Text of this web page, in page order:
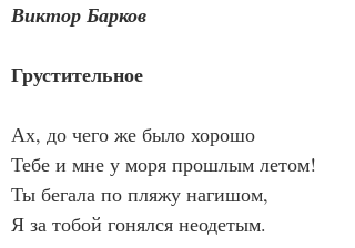
Виктор Барков
Грустительное
Ах, до чего же было хорошо
Тебе и мне у моря прошлым летом!
Ты бегала по пляжу нагишом,
Я за тобой гонялся неодетым.